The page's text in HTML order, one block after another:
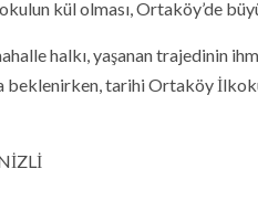
kül olması, Ortaköy’de
halkı, yaşanan trajedinin
tarihi Ortaköy